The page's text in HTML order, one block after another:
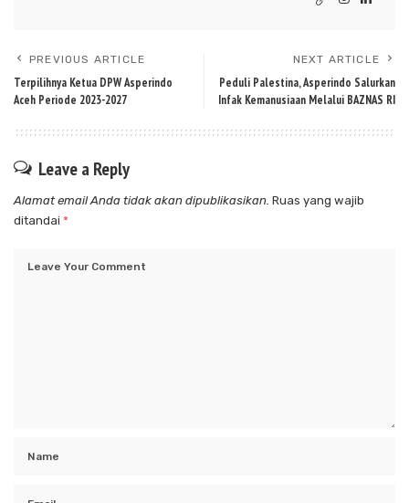
PREVIOUS ARTICLE
Terpilihnya Ketua DPW Asperindo
Aceh Periode 2023-2027
NEXT ARTICLE
Peduli Palestina, Asperindo Salurkan
Infak Kemanusiaan Melalui BAZNAS RI
Leave a Reply
Alamat email Anda tidak akan dipublikasikan. Ruas yang wajib
ditandai *